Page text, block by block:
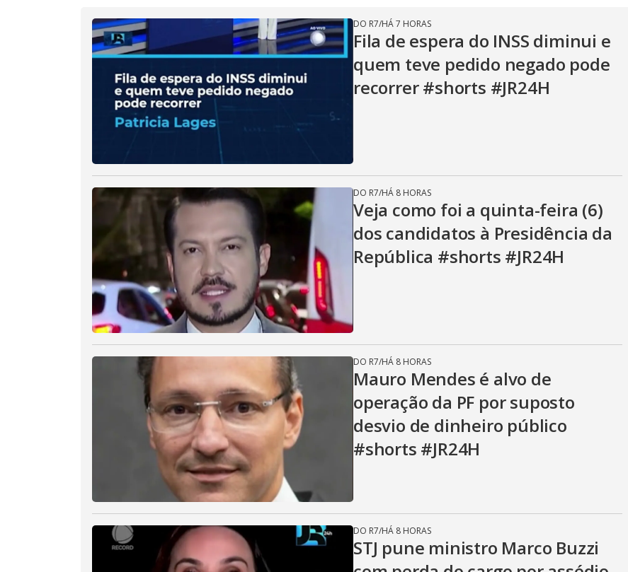
DO R7/HÁ 7 HORAS
Fila de espera do INSS diminui e
quem teve pedido negado pode
recorrer #shorts #JR24H
DO R7/HÁ 8 HORAS
Veja como foi a quinta-feira (6)
dos candidatos à Presidência da
República #shorts #JR24H
DO R7/HÁ 8 HORAS
Mauro Mendes é alvo de
operação da PF por suposto
desvio de dinheiro público
#shorts #JR24H
DO R7/HÁ 8 HORAS
STJ pune ministro Marco Buzzi